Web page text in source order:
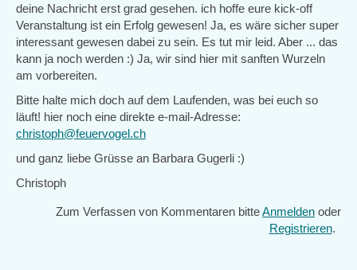
deine Nachricht erst grad gesehen. ich hoffe eure kick-off
Veranstaltung ist ein Erfolg gewesen! Ja, es wäre sicher super
interessant gewesen dabei zu sein. Es tut mir leid. Aber ... das
kann ja noch werden :) Ja, wir sind hier mit sanften Wurzeln
am vorbereiten.
Bitte halte mich doch auf dem Laufenden, was bei euch so
läuft! hier noch eine direkte e-mail-Adresse:
christoph@feuervogel.ch
und ganz liebe Grüsse an Barbara Gugerli :)
Christoph
Zum Verfassen von Kommentaren bitteAnmelden oder
Registrieren.